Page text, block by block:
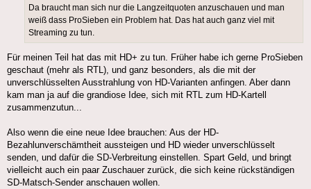
Da braucht man sich nur die Langzeitquoten anzuschauen und man
weiß dass ProSieben ein Problem hat. Das hat auch ganz viel mit
Streaming zu tun.
Für meinen Teil hat das mit HD+ zu tun. Früher habe ich gerne ProSieben
geschaut (mehr als RTL), und ganz besonders, als die mit der
unverschlüsselten Ausstrahlung von HD-Varianten anfingen. Aber dann
kam man ja auf die grandiose Idee, sich mit RTL zum HD-Kartell
zusammenzutun...
Also wenn die eine neue Idee brauchen: Aus der HD-
Bezahlunverschämtheit aussteigen und HD wieder unverschlüsselt
senden, und dafür die SD-Verbreitung einstellen. Spart Geld, und bringt
vielleicht auch ein paar Zuschauer zurück, die sich keine rückständigen
SD-Matsch-Sender anschauen wollen.